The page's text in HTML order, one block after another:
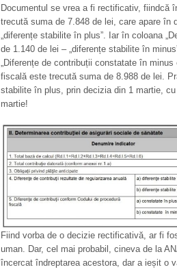
Documentul se vrea a fi rectificativ, fiindcă
trecută suma de 7.848 de lei, care apare în
„diferențe stabilite în plus”. Iar în coloana
de 1.140 de lei – „diferențe stabilite în
„Diferențe de contribuții constatate în
fiscală este trecută suma de 8.988 de lei.
stabilite în plus, prin decizia din 1 martie,
martie!
Fiind vorba de o decizie rectificativă, ar fi
uman. Dar, cel mai probabil, cineva de la
încercat îndreptarea acestora, dar a ieșit o